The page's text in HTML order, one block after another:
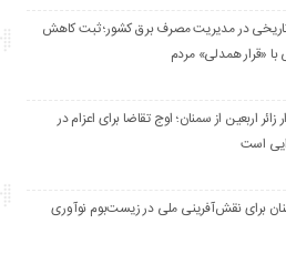
در مدیریت مصرف برق کشور؛ ثبت کاهش
۹ هزار زائر اربعین از سمنان؛ اوج تقاضا برای اعزام در
است
برای نقش‌آفرینی ملی در زیست‌بوم نوآوری